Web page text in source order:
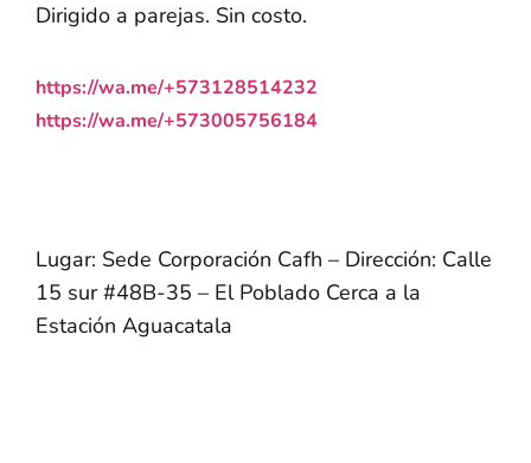
Dirigido a parejas. Sin costo.
https://wa.me/+573128514232
https://wa.me/+573005756184
Lugar: Sede Corporación Cafh – Dirección: Calle
15 sur #48B-35 – El Poblado Cerca a la
Estación Aguacatala